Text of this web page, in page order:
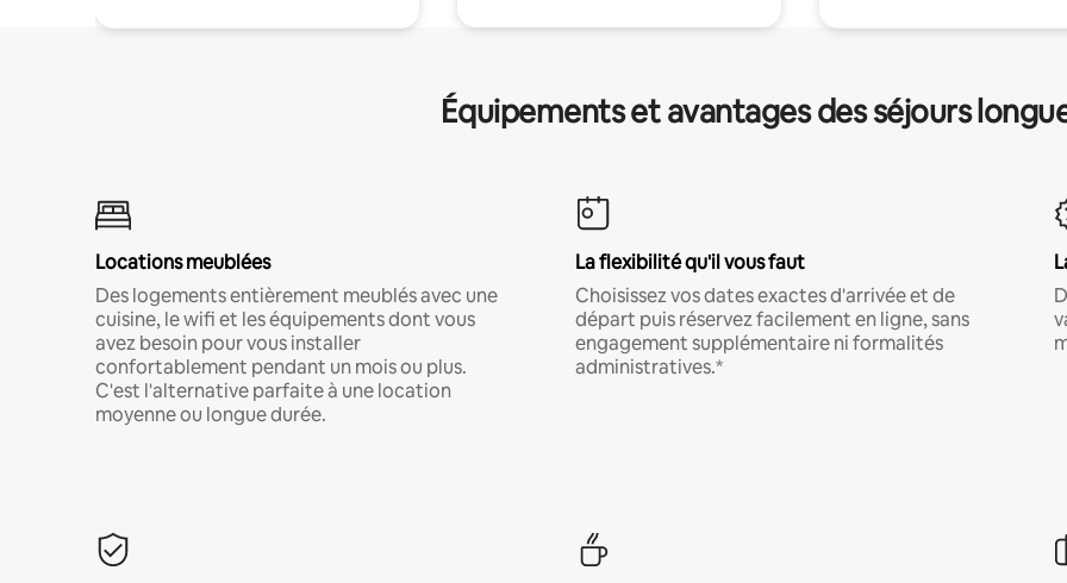
Équipements et avantages des séjours
Locations meublées
Des logements entièrement meublés avec une
cuisine, le wifi et les équipements dont vous
avez besoin pour vous installer
confortablement pendant un mois ou plus.
C'est l'alternative parfaite à une location
moyenne ou longue durée.
La flexibilité qu'il vous faut
Choisissez vos dates exactes d'arrivée et de
départ puis réservez facilement en ligne, sans
engagement supplémentaire ni formalités
administratives.*